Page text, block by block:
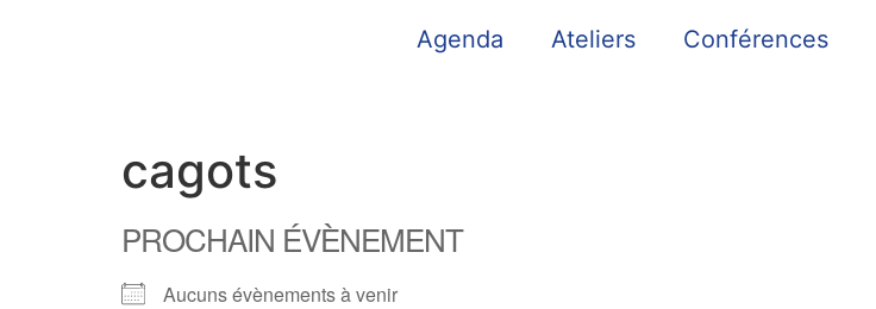
Agenda Ateliers Conférences
cagots
PROCHAIN ÉVÈNEMENT
Aucuns évènements à venir